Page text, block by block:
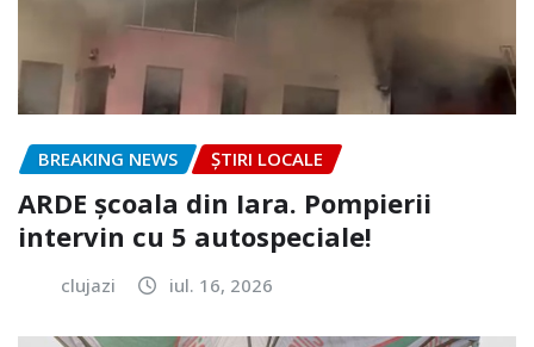
BREAKING NEWS ȘTIRI LOCALE
ARDE școala din Iara. Pompierii
intervin cu 5 autospeciale!
clujazi iul. 16, 2026